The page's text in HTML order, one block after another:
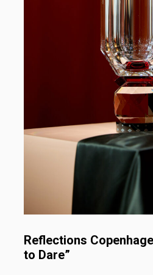
Reflections
to Dare”